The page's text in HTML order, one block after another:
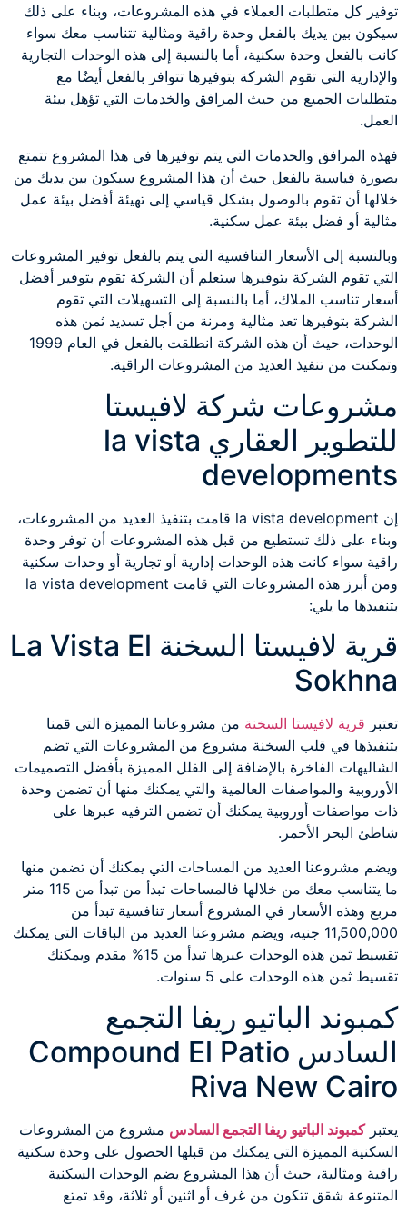
توفير كل متطلبات العملاء في هذه المشروعات، وبناء على ذلك
سيكون بين يديك بالفعل وحدة راقية ومثالية تتناسب معك سواء
كانت بالفعل وحدة سكنية، أما بالنسبة إلى هذه الوحدات التجارية
والإدارية التي تقوم الشركة بتوفيرها تتوافر بالفعل أيضُا مع
متطلبات الجميع من حيث المرافق والخدمات التي تؤهل بيئة
العمل.
فهذه المرافق والخدمات التي يتم توفيرها في هذا المشروع تتمتع
بصورة قياسية بالفعل حيث أن هذا المشروع سيكون بين يديك من
خلالها أن تقوم بالوصول بشكل قياسي إلى تهيئة أفضل بيئة عمل
مثالية أو فضل بيئة عمل سكنية.
وبالنسبة إلى الأسعار التنافسية التي يتم بالفعل توفير المشروعات
التي تقوم الشركة بتوفيرها ستعلم أن الشركة تقوم بتوفير أفضل
أسعار تناسب الملاك، أما بالنسبة إلى التسهيلات التي تقوم
الشركة بتوفيرها تعد مثالية ومرنة من أجل تسديد ثمن هذه
الوحدات، حيث أن هذه الشركة انطلقت بالفعل في العام 1999
وتمكنت من تنفيذ العديد من المشروعات الراقية.
مشروعات شركة لافيستا
للتطوير العقاري la vista
developments
إن la vista development قامت بتنفيذ العديد من المشروعات،
وبناء على ذلك تستطيع من قبل هذه المشروعات أن توفر وحدة
راقية سواء كانت هذه الوحدات إدارية أو تجارية أو وحدات سكنية
ومن أبرز هذه المشروعات التي قامت la vista development
بتنفيذها ما يلي:
قرية لافيستا السخنة La Vista El
Sokhna
تعتبر قرية لافيستا السخنة من مشروعاتنا المميزة التي قمنا
بتنفيذها في قلب السخنة مشروع من المشروعات التي تضم
الشاليهات الفاخرة بالإضافة إلى الفلل المميزة بأفضل التصميمات
الأوروبية والمواصفات العالمية والتي يمكنك منها أن تضمن وحدة
ذات مواصفات أوروبية يمكنك أن تضمن الترفيه عبرها على
شاطئ البحر الأحمر.
ويضم مشروعنا العديد من المساحات التي يمكنك أن تضمن منها
ما يتناسب معك من خلالها فالمساحات تبدأ من تبدأ من 115 متر
مربع وهذه الأسعار في المشروع أسعار تنافسية تبدأ من
11,500,000 جنيه، ويضم مشروعنا العديد من الباقات التي يمكنك
تقسيط ثمن هذه الوحدات عبرها تبدأ من 15% مقدم ويمكنك
تقسيط ثمن هذه الوحدات على 5 سنوات.
كمبوند الباتيو ريفا التجمع
السادس Compound El Patio
Riva New Cairo
يعتبركمبوند الباتيو ريفا التجمع السادس مشروع من المشروعات
السكنية المميزة التي يمكنك من قبلها الحصول على وحدة سكنية
راقية ومثالية، حيث أن هذا المشروع يضم الوحدات السكنية
المتنوعة شقق تتكون من غرف أو اثنين أو ثلاثة، وقد تمتع